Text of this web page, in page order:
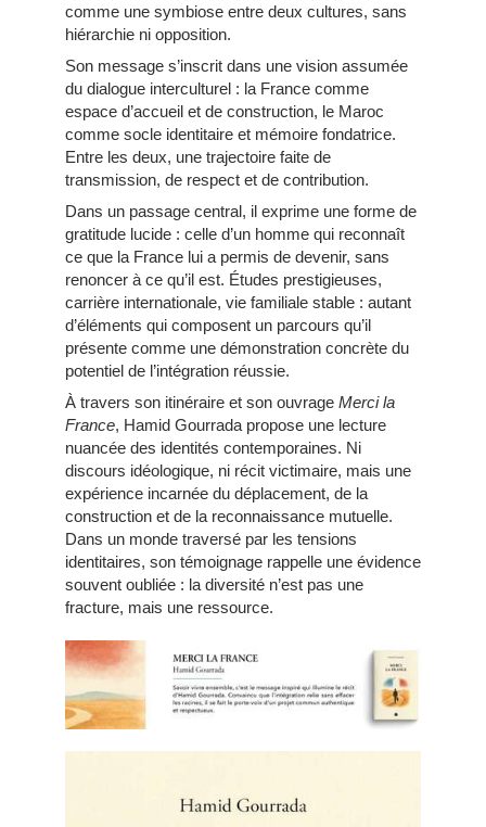
comme une symbiose entre deux cultures, sans
hiérarchie ni opposition.
Son message s’inscrit dans une vision assumée
du dialogue interculturel : la France comme
espace d’accueil et de construction, le Maroc
comme socle identitaire et mémoire fondatrice.
Entre les deux, une trajectoire faite de
transmission, de respect et de contribution.
Dans un passage central, il exprime une forme de
gratitude lucide : celle d’un homme qui reconnaît
ce que la France lui a permis de devenir, sans
renoncer à ce qu’il est. Études prestigieuses,
carrière internationale, vie familiale stable : autant
d’éléments qui composent un parcours qu’il
présente comme une démonstration concrète du
potentiel de l’intégration réussie.
À travers son itinéraire et son ouvrage Merci la
France, Hamid Gourrada propose une lecture
nuancée des identités contemporaines. Ni
discours idéologique, ni récit victimaire, mais une
expérience incarnée du déplacement, de la
construction et de la reconnaissance mutuelle.
Dans un monde traversé par les tensions
identitaires, son témoignage rappelle une évidence
souvent oubliée : la diversité n’est pas une
fracture, mais une ressource.